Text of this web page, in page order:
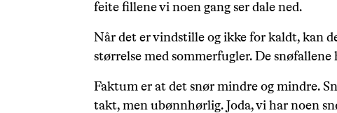
feite fillene vi noen gang ser dale ned.
Når det er vindstille og ikke for kaldt, kan
størrelse med sommerfugler. De snøfallene
Faktum er at det snør mindre og mindre.
takt, men ubønnhørlig. Joda, vi har noen